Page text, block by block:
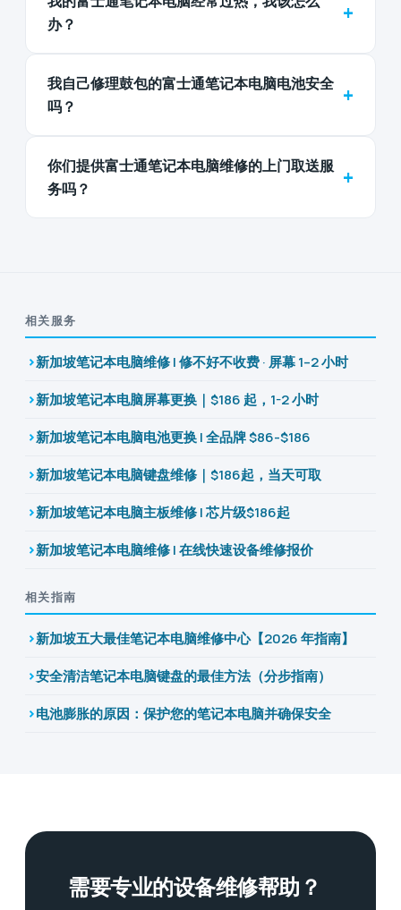
办？
+
我自己修理鼓包的富士通笔记本电脑电池安全
吗？
+
你们提供富士通笔记本电脑维修的上门取送服
务吗？
+
相关服务
新加坡笔记本电脑维修 | 修不好不收费 · 屏幕 1–2 小时
新加坡笔记本电脑屏幕更换｜$186 起，1-2 小时
新加坡笔记本电脑电池更换 | 全品牌 $86-$186
新加坡笔记本电脑键盘维修｜$186起，当天可取
新加坡笔记本电脑主板维修 | 芯片级$186起
新加坡笔记本电脑维修 | 在线快速设备维修报价
相关指南
新加坡五大最佳笔记本电脑维修中心【2026 年指南】
安全清洁笔记本电脑键盘的最佳方法（分步指南）
电池膨胀的原因：保护您的笔记本电脑并确保安全
需要专业的设备维修帮助？